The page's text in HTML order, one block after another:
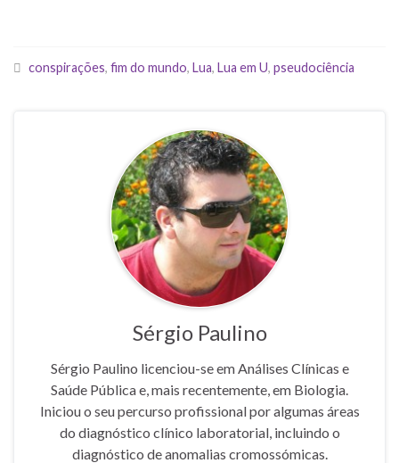
conspirações, fim do mundo, Lua, Lua em U, pseudociência
Sérgio Paulino
Sérgio Paulino licenciou-se em Análises Clínicas e
Saúde Pública e, mais recentemente, em Biologia.
Iniciou o seu percurso profissional por algumas áreas
do diagnóstico clínico laboratorial, incluindo o
diagnóstico de anomalias cromossómicas.